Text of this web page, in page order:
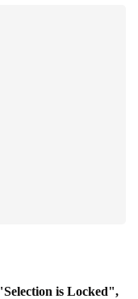
is Locked",